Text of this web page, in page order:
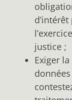
justice ;
Exiger